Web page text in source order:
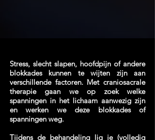
Stress, slecht slapen, hoofdpijn of andere
blokkades kunnen te wijten zijn aan
verschillende factoren. Met craniosacrale
therapie gaan we op zoek welke
spanningen in het lichaam aanwezig zijn
en werken we deze blokkades of
spanningen weg.
Tijdens de behandeling lig je (volledig